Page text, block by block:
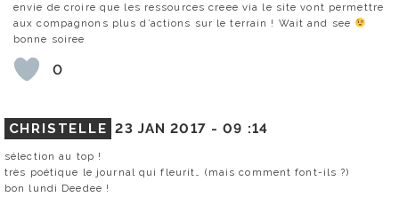
envie de croire que les ressources creee via le site vont permettre
aux compagnons plus d’actions sur le terrain ! Wait and see
bonne soiree
0
CHRISTELLE 23 JAN 2017 -09 :14
sélection au top !
très poétique le journal qui fleurit… (mais comment font-ils ?)
bon lundi Deedee !